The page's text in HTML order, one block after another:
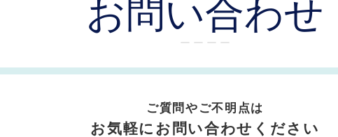
お問い合わせ
ー ー ー ー
ご質問やご不明点は
お気軽にお問い合わせください